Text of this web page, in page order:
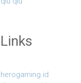
Links
herogaming.id